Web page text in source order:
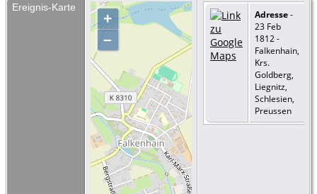
Ereignis-Karte
+
–
Adresse-
23 Feb
1812 -
Falkenhain,
Krs.
Goldberg,
Liegnitz,
Schlesien,
Preussen